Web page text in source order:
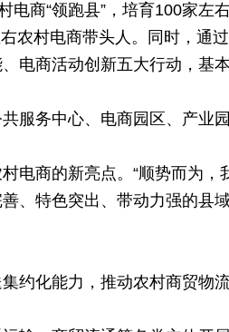
商“领跑县”，培育100家左
农村电商带头人。同时，通
电商活动创新五大行动，基
服务中心、电商园区、产业
电商的新亮点。“顺势而为，
、特色突出、带动力强的县
约化能力，推动农村商贸物